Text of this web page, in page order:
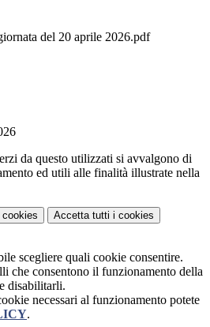
del 20 aprile 2026.pdf
da questo utilizzati si avvalgono di
ed utili alle finalità illustrate nella
cookies Accetta tutti i cookies
scegliere quali cookie consentire.
che consentono il funzionamento della
disabilitarli.
necessari al funzionamento potete
.